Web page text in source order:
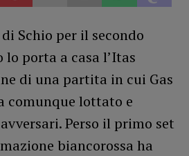
Schio per il secondo
lo porta a casa l’Itas
di una partita in cui Gas
comunque lottato e
Perso il primo set
biancorossa ha